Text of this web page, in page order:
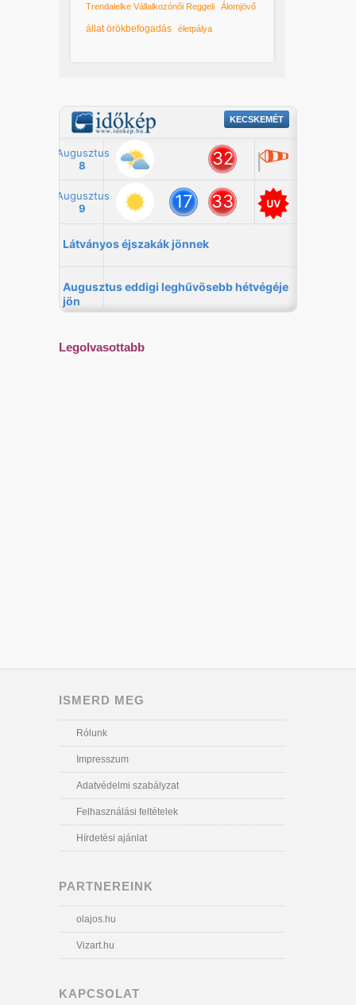
Trendalelke Vállalkozónői Reggeli Álomjövő
állat örökbefogadás életpálya
Legolvasottabb
ISMERD MEG
Rólunk
Impresszum
Adatvédelmi szabályzat
Felhasználási feltételek
Hírdetési ajánlat
PARTNEREINK
olajos.hu
Vizart.hu
KAPCSOLAT